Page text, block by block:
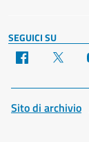
SEGUICI SU
Facebook
Sito di archivio